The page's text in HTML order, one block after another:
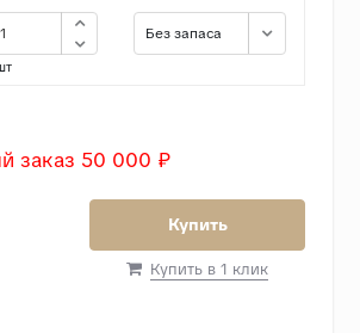
Без запаса
заказ 50 000 ₽
Купить
Купить в 1 клик